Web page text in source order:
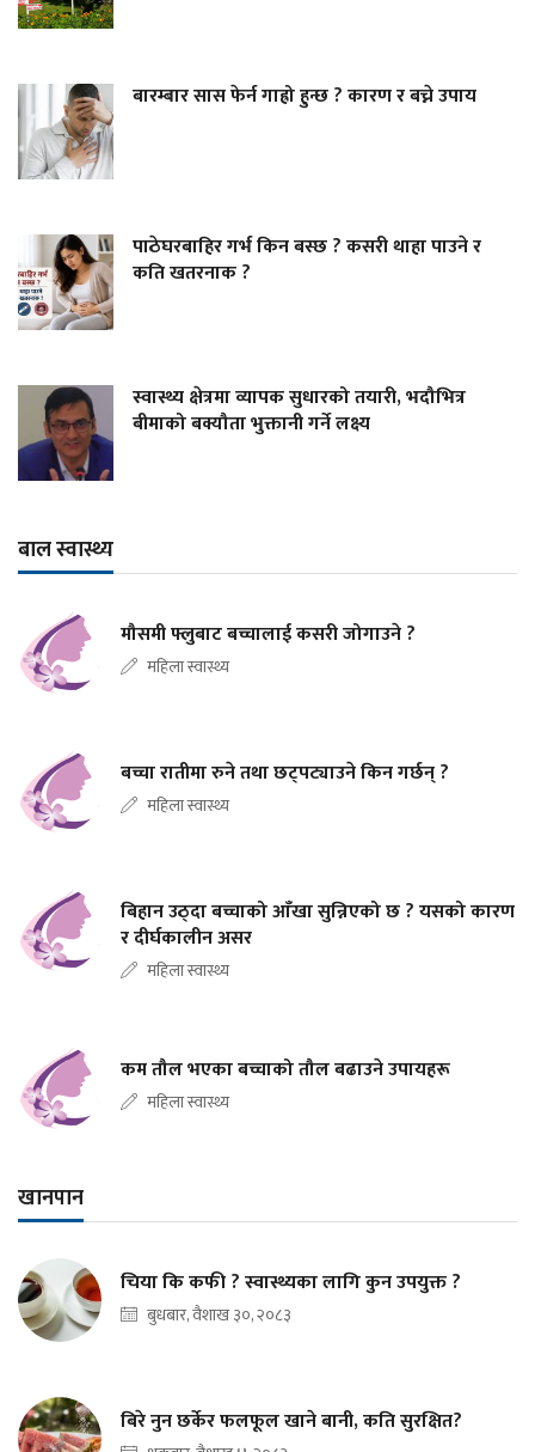
बारम्बार सास फेर्न गाह्रो हुन्छ ? कारण र बच्ने उपाय
पाठेघरबाहिर गर्भ किन बस्छ ? कसरी थाहा पाउने र
कति खतरनाक ?
स्वास्थ्य क्षेत्रमा व्यापक सुधारको तयारी, भदौभित्र
बीमाको बक्यौता भुक्तानी गर्ने लक्ष्य
बाल स्वास्थ्य
मौसमी फ्लुबाट बच्चालाई कसरी जोगाउने ?
महिला स्वास्थ्य
बच्चा रातीमा रुने तथा छट्पट्याउने किन गर्छन् ?
महिला स्वास्थ्य
बिहान उठ्दा बच्चाको आँखा सुन्निएको छ ? यसको कारण
र दीर्घकालीन असर
महिला स्वास्थ्य
कम तौल भएका बच्चाको तौल बढाउने उपायहरू
महिला स्वास्थ्य
खानपान
चिया कि कफी ? स्वास्थ्यका लागि कुन उपयुक्त ?
बुधबार, वैशाख ३०, २०८३
बिरे नुन छर्केर फलफूल खाने बानी, कति सुरक्षित?